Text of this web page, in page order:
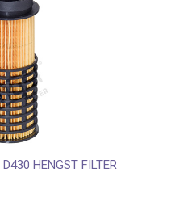
HENGST FILTER